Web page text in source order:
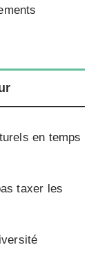
en temps
taxer les